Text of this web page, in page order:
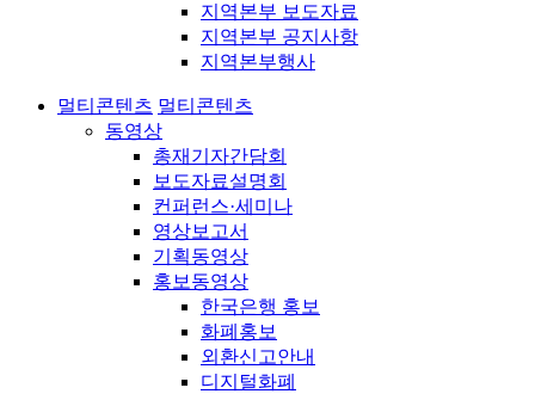
지역본부 보도자료
지역본부 공지사항
지역본부행사
멀티콘텐츠 멀티콘텐츠
동영상
총재기자간담회
보도자료설명회
컨퍼런스·세미나
영상보고서
기획동영상
홍보동영상
한국은행 홍보
화폐홍보
외환신고안내
디지털화폐